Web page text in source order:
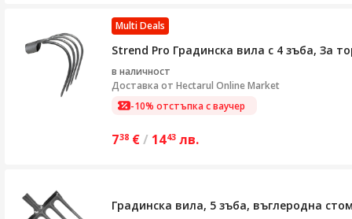
Multi Deals
Strend Pro Градинска вила с 4 зъба, За
в наличност
Доставка от Hectarul Online Market
-10% отстъпка с ваучер
738 €/ 1443 лв.
Градинска вила, 5 зъба, въглеродна